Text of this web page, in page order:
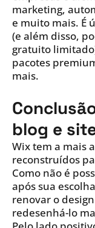
marketing,
e muito mais. É
(e além disso,
gratuito
pacotes
mais.
blog e
Wix tem a mais
reconstruídos
Como não é
após sua
renovar o
redesenhá-lo